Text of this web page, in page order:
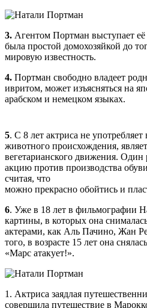
3. Агентом Портман выступает её
была простой домохозяйкой до
мировую известность.
4. Портман свободно владеет
ивритом, может изъясняться на
арабском и немецком языках.
5. С 8 лет актриса не
животного происхождения,
вегетарианского движения. Один
акцию против производства
считая, что
можно прекрасно обойтись и
6. Уже в 18 лет в фильмографии
картины, в которых она
актерами, как Аль Пачино, Жан
того, в возрасте 15 лет она
«Марс атакует!».
1. Актриса заядлая
совершила путешествие в